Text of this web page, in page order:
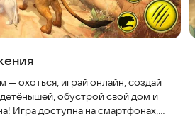
— охоться, играй онлайн, создай
обустрой свой дом и
Игра доступна на смартфонах,